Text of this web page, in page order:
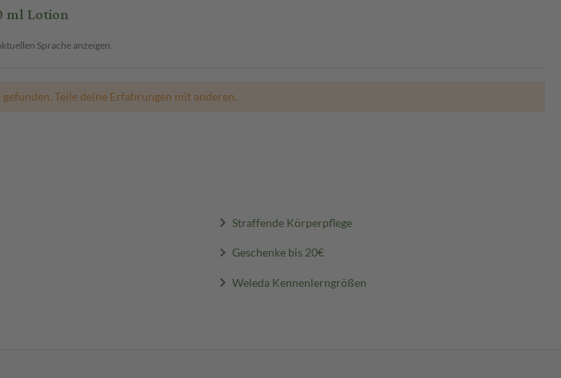
ml Lotion
Sprache anzeigen.
Teile deine Erfahrungen mit anderen.
Straffende Körperpflege
Geschenke bis 20€
Weleda Kennenlerngrößen